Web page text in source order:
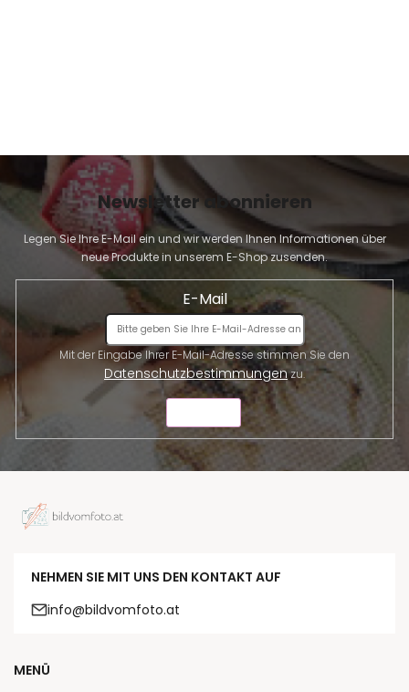
Newsletter abonnieren
Legen Sie Ihre E-Mail ein und wir werden Ihnen Informationen über
neue Produkte in unserem E-Shop zusenden.
E-Mail
Datenschutzbestimmungenzu.
NEHMEN SIE MIT UNS DEN KONTAKT AUF
info@bildvomfoto.at
MENÜ